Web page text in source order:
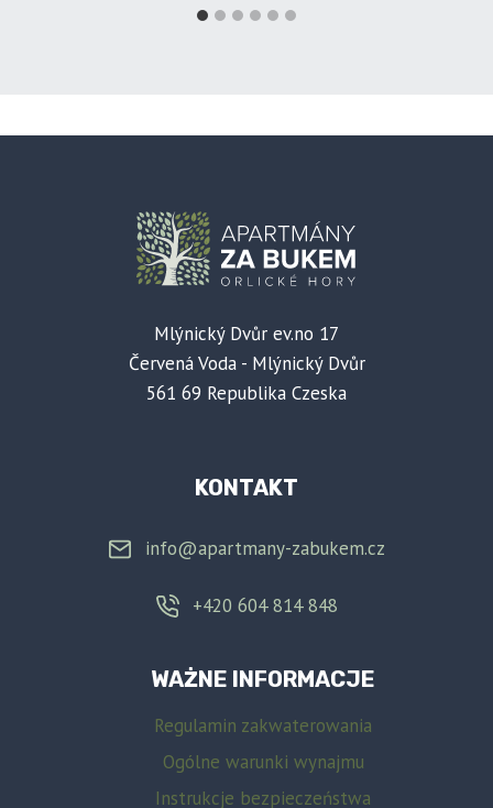
Mlýnický Dvůr ev.no 17
Červená Voda - Mlýnický Dvůr
561 69 Republika Czeska
KONTAKT
info@apartmany-zabukem.cz
+420 604 814 848
WAŻNE INFORMACJE
Regulamin zakwaterowania
Ogólne warunki wynajmu
Instrukcje bezpieczeństwa